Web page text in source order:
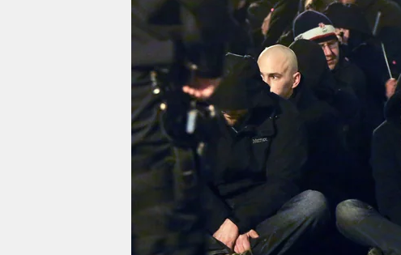
nord
wahrheit
verlag
verlag
veranstaltungen
shop
fragen & hilfe
unterstützen